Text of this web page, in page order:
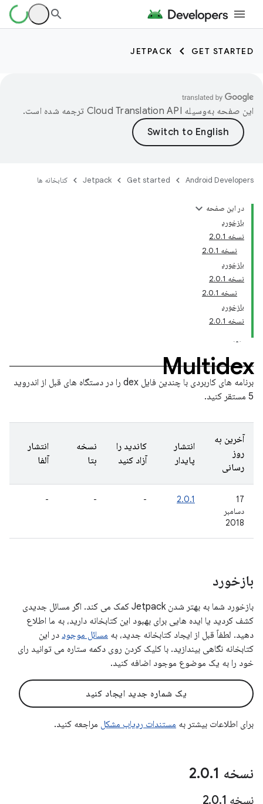
GET STARTED
JETPACK
این صفحه به‌وسیله ترجمه شده است.
Android Developers
Get started
Jetpack کتابخانه ها
در این صفحه
بازخورد
نسخه 2.0.1
نسخه 2.0.1
بازخورد
نسخه 2.0.1
نسخه 2.0.1
بازخورد
نسخه 2.0.1
Multidex
برنامه های کاربردی با چندین فایل dex را در دستگاه های قبل از اندروید
5 مستقر کنید.
آخرین به
روز
رسانی
انتشار
پایدار
کاندید را
آزاد کنید
نسخه
بتا
انتشار
آلفا
17
دسامبر
2018
2.0.1
-
-
-
بازخورد
بازخورد شما به بهتر شدن Jetpack کمک می کند. اگر مسائل جدیدی
کشف کردید یا ایده هایی برای بهبود این کتابخانه دارید، به ما اطلاع
دهید. لطفاً قبل از ایجاد کتابخانه جدید، به مسائل موجود در این
کتابخانه نگاهی بیندازید. با کلیک کردن روی دکمه ستاره می توانید رای
خود را به یک موضوع موجود اضافه کنید.
یک شماره جدید ایجاد کنید
برای اطلاعات بیشتر به مستندات ردیاب مشکل مراجعه کنید.
نسخه 2 .0.1
نسخه 2 .0.1